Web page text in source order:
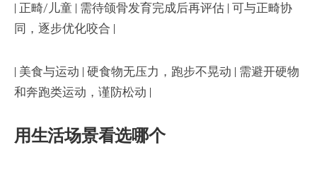
| 正畸/儿童 | 需待颌骨发育完成后再评估 | 可与正畸协
同，逐步优化咬合 |
| 美食与运动 | 硬食物无压力，跑步不晃动 | 需避开硬物
和奔跑类运动，谨防松动 |
用生活场景看选哪个